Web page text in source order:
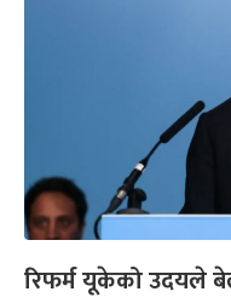
रिफर्म यूकेको उदयले